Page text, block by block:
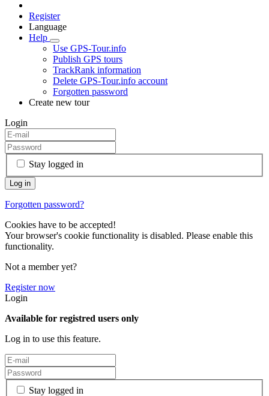
Register
Language
Help
Use GPS-Tour.info
Publish GPS tours
TrackRank information
Delete GPS-Tour.info account
Forgotten password
Create new tour
Login
Stay logged in
Forgotten password?
Cookies have to be accepted!
Your browser's cookie functionality is disabled. Please enable this
functionality.
Not a member yet?
Register now
Login
Available for registred users only
Log in to use this feature.
Stay logged in